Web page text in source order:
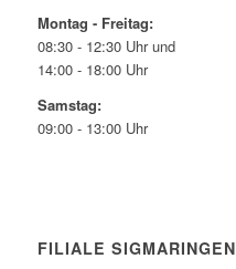
Montag - Freitag:
08:30 - 12:30 Uhr und
14:00 - 18:00 Uhr
Samstag:
09:00 - 13:00 Uhr
FILIALE SIGMARINGEN